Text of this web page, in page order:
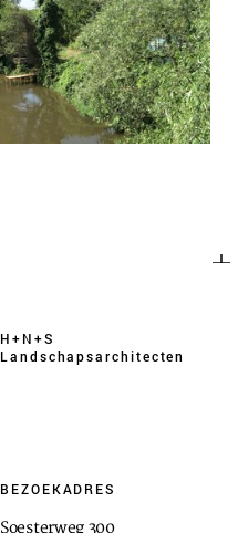
H+N+S
Landschaps­architecten
BEZOEKADRES
Soesterweg 300